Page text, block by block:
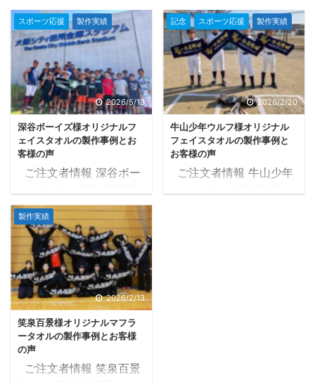
かっこいいタオルが完成
いたしました
タオル
ツクールでは以前から昇
侍選手のタオルをご注文
いただき作製させていた
だいておりました！
タオルの品質にもご満足
いただき、大変嬉しいで
す
！！ 今回、2026年
7月18日（土）広島県で
行われる「RIZIN
HIROSHIMA」に昇侍選
手が出場されます！！ 昇
侍選手は1年8ヶ月ぶりの
復帰戦になるそうで、是
非とも勝ってほしいです
...
府県 兵庫県 タオルの種
類 マフラータオル
20×107cm タオル産地
国産生地 プリントの種類
染料プリント 色数 2色
黄・エンジ 納品まで ご
注文後タオルツクール営
業日の10日後に納品 補
足 お客様から頂いたイメ
ージを基に製作 目次1 マ
フラータオル製作事例1.1
デザイン確定までの流れ
スポーツ応援 製作実績
2026/5/13
深谷ボーイズ様オリジナルフ
ェイスタオルの製作事例とお
客様の声
ご注文者情報 深谷ボー
タオルの種類 フェイスタ
オル 33×82cm タオル
産地 国産生地 プリント
の種類 染料プリント 色
数 3色 黒、青緑、黄 納
品まで ご注文後タオルツ
クール営業日の9日後に
納品 補足 お客様から頂
いた写真を基に製作 目次
1 フェイスタオル製作事
例1.1 デザイン確定までの
記念 スポーツ応援 製作実績
2026/2/20
牛山少年ウルフ様オリジナル
フェイスタオルの製作事例と
お客様の声
ご注文者情報 牛山少年
製作実績
2026/2/13
笑泉百景様オリジナルマフラ
ータオルの製作事例とお客様
の声
ご注文者情報 笑泉百景